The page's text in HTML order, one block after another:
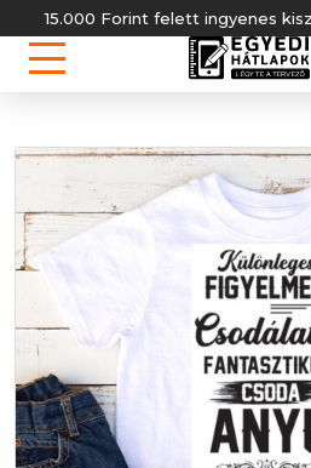
Forint felett ingyenes kiszállítás!